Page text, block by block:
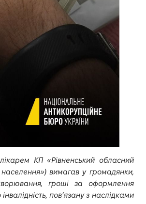
КП «Рівненський обласний
населення») вимагав у громадянки,
гроші за оформлення
пов’язану з наслідками